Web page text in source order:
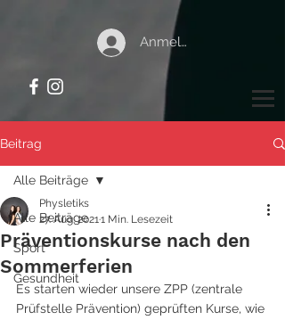
Anmelden
Beitrag
Alle Beiträge
Sport
Gesundheit
Alle Beiträge
Präventionskurse nach den
Sommerferien
Physletiks
27. Aug. 20211 Min. Lesezeit
Es starten wieder unsere ZPP (zentrale
Prüfstelle Prävention) geprüften Kurse, wie